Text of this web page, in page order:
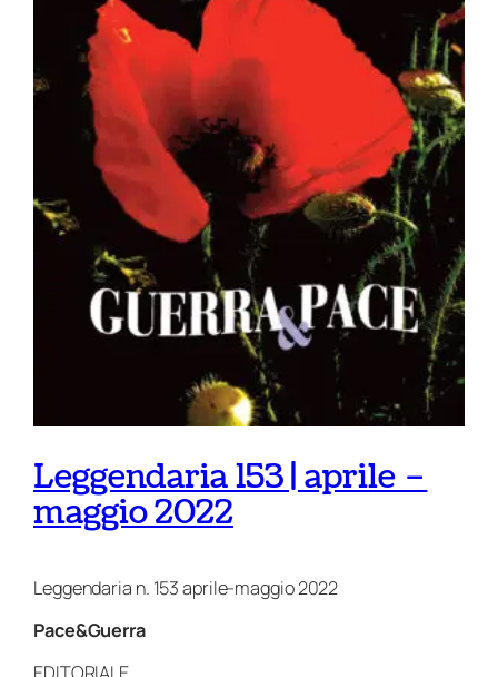
Leggendaria 153 | aprile –
maggio 2022
Leggendaria n. 153 aprile-maggio 2022
Pace&Guerra